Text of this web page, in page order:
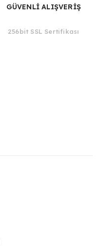
GÜVENLİ ALIŞVERİŞ
256bit SSL Sertifikası